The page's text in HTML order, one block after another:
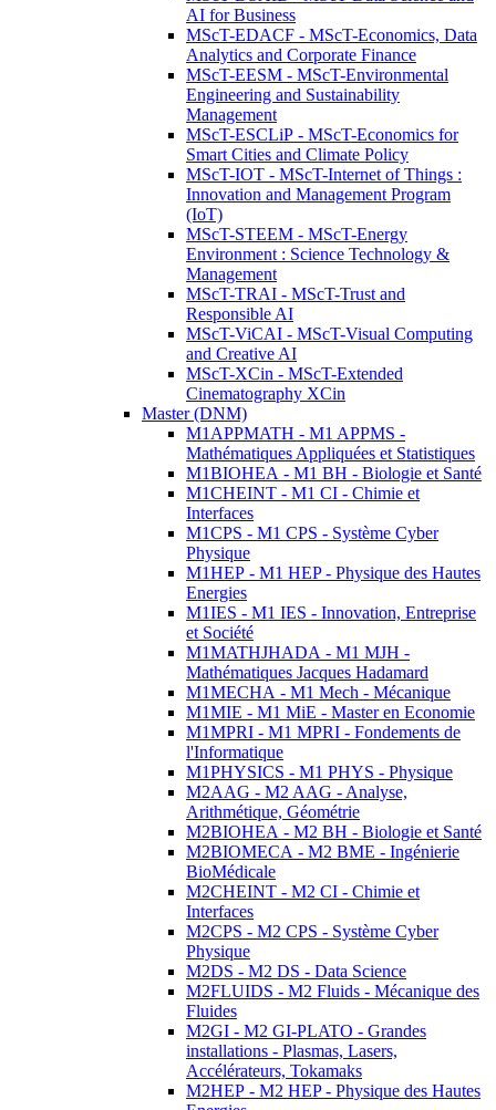
AI for Business
MScT-EDACF - MScT-Economics, Data
Analytics and Corporate Finance
MScT-EESM - MScT-Environmental
Engineering and Sustainability
Management
MScT-ESCLiP - MScT-Economics for
Smart Cities and Climate Policy
MScT-IOT - MScT-Internet of Things :
Innovation and Management Program
(IoT)
MScT-STEEM - MScT-Energy
Environment : Science Technology &
Management
MScT-TRAI - MScT-Trust and
Responsible AI
MScT-ViCAI - MScT-Visual Computing
and Creative AI
MScT-XCin - MScT-Extended
Cinematography XCin
Master (DNM)
M1APPMATH - M1 APPMS -
Mathématiques Appliquées et Statistiques
M1BIOHEA - M1 BH - Biologie et Santé
M1CHEINT - M1 CI - Chimie et
Interfaces
M1CPS - M1 CPS - Système Cyber
Physique
M1HEP - M1 HEP - Physique des Hautes
Energies
M1IES - M1 IES - Innovation, Entreprise
et Société
M1MATHJHADA - M1 MJH -
Mathématiques Jacques Hadamard
M1MECHA - M1 Mech - Mécanique
M1MIE - M1 MiE - Master en Economie
M1MPRI - M1 MPRI - Fondements de
l'Informatique
M1PHYSICS - M1 PHYS - Physique
M2AAG - M2 AAG - Analyse,
Arithmétique, Géométrie
M2BIOHEA - M2 BH - Biologie et Santé
M2BIOMECA - M2 BME - Ingénierie
BioMédicale
M2CHEINT - M2 CI - Chimie et
Interfaces
M2CPS - M2 CPS - Système Cyber
Physique
M2DS - M2 DS - Data Science
M2FLUIDS - M2 Fluids - Mécanique des
Fluides
M2GI - M2 GI-PLATO - Grandes
installations - Plasmas, Lasers,
Accélérateurs, Tokamaks
M2HEP - M2 HEP - Physique des Hautes